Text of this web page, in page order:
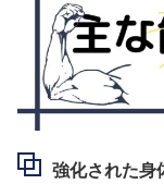
強化された身